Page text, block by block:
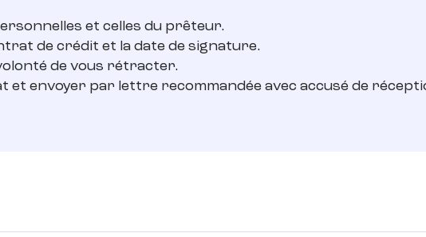
et celles du prêteur.
de crédit et la date de signature.
de vous rétracter.
et envoyer par lettre recommandée avec accusé de